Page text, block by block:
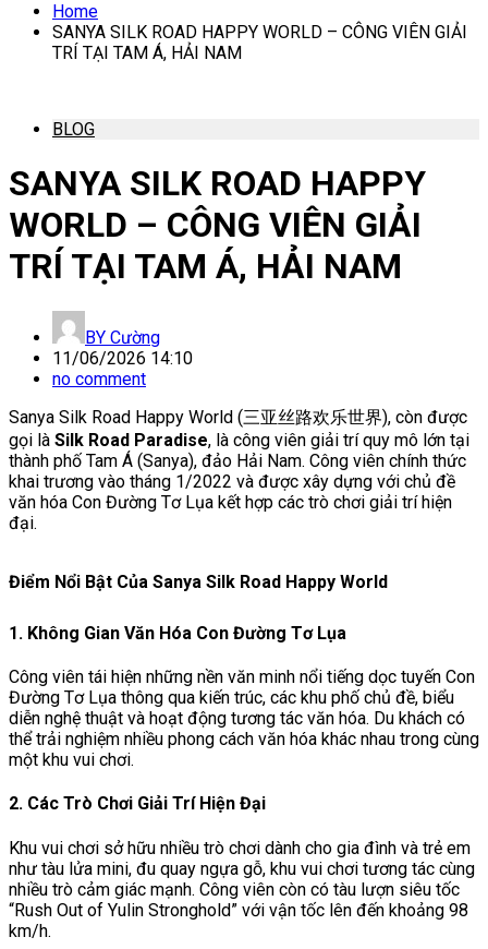
Home
SANYA SILK ROAD HAPPY WORLD – CÔNG VIÊN GIẢI
TRÍ TẠI TAM Á, HẢI NAM
BLOG
SANYA SILK ROAD HAPPY
WORLD – CÔNG VIÊN GIẢI
TRÍ TẠI TAM Á, HẢI NAM
BY Cường
11/06/2026 14:10
no comment
Sanya Silk Road Happy World (三亚丝路欢乐世界), còn được
gọi là Silk Road Paradise, là công viên giải trí quy mô lớn tại
thành phố Tam Á (Sanya), đảo Hải Nam. Công viên chính thức
khai trương vào tháng 1/2022 và được xây dựng với chủ đề
văn hóa Con Đường Tơ Lụa kết hợp các trò chơi giải trí hiện
đại.
Điểm Nổi Bật Của Sanya Silk Road Happy World
1. Không Gian Văn Hóa Con Đường Tơ Lụa
Công viên tái hiện những nền văn minh nổi tiếng dọc tuyến Con
Đường Tơ Lụa thông qua kiến trúc, các khu phố chủ đề, biểu
diễn nghệ thuật và hoạt động tương tác văn hóa. Du khách có
thể trải nghiệm nhiều phong cách văn hóa khác nhau trong cùng
một khu vui chơi.
2. Các Trò Chơi Giải Trí Hiện Đại
Khu vui chơi sở hữu nhiều trò chơi dành cho gia đình và trẻ em
như tàu lửa mini, đu quay ngựa gỗ, khu vui chơi tương tác cùng
nhiều trò cảm giác mạnh. Công viên còn có tàu lượn siêu tốc
“Rush Out of Yulin Stronghold” với vận tốc lên đến khoảng 98
km/h.